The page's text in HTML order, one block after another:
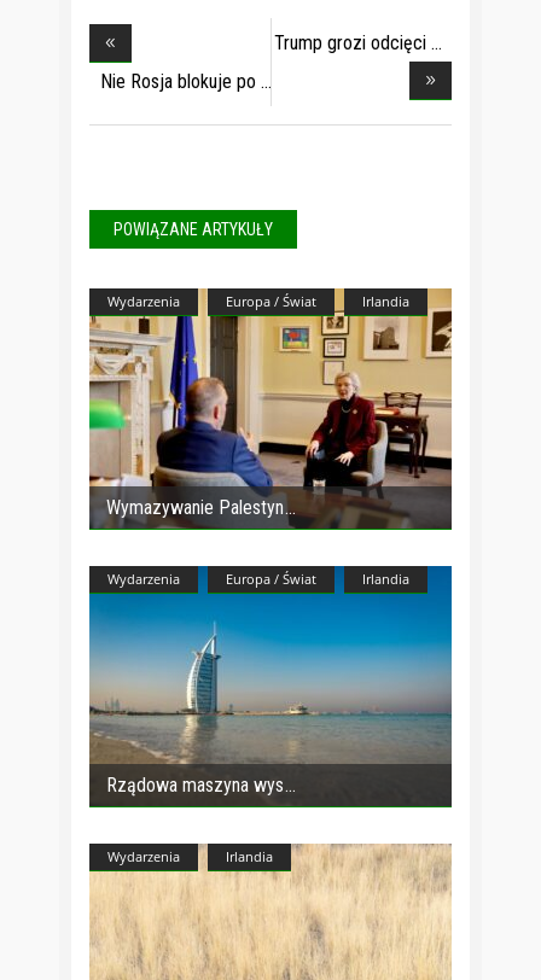
Nie Rosja blokuje po
Trump grozi odcięci
POWIĄZANE ARTYKUŁY
Wydarzenia Europa / Świat Irlandia
Wymazywanie Palestyn
Wydarzenia Europa / Świat Irlandia
Rządowa maszyna wys
Wydarzenia Irlandia